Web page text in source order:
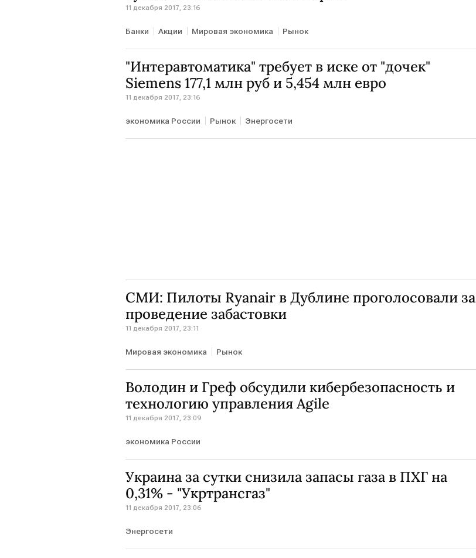
11 декабря 2017, 23:16
Банки Акции Мировая экономика Рынок
"Интеравтоматика" требует в иске от "дочек"
Siemens 177,1 млн руб и 5,454 млн евро
11 декабря 2017, 23:16
экономика России Рынок Энергосети
СМИ: Пилоты Ryanair в Дублине проголосовали за
проведение забастовки
11 декабря 2017, 23:11
Мировая экономика Рынок
Володин и Греф обсудили кибербезопасность и
технологию управления Agile
11 декабря 2017, 23:09
экономика России
Украина за сутки снизила запасы газа в ПХГ на
0,31% - "Укртрансгаз"
11 декабря 2017, 23:06
Энергосети